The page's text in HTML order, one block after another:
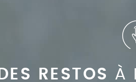
DES RESTOS À